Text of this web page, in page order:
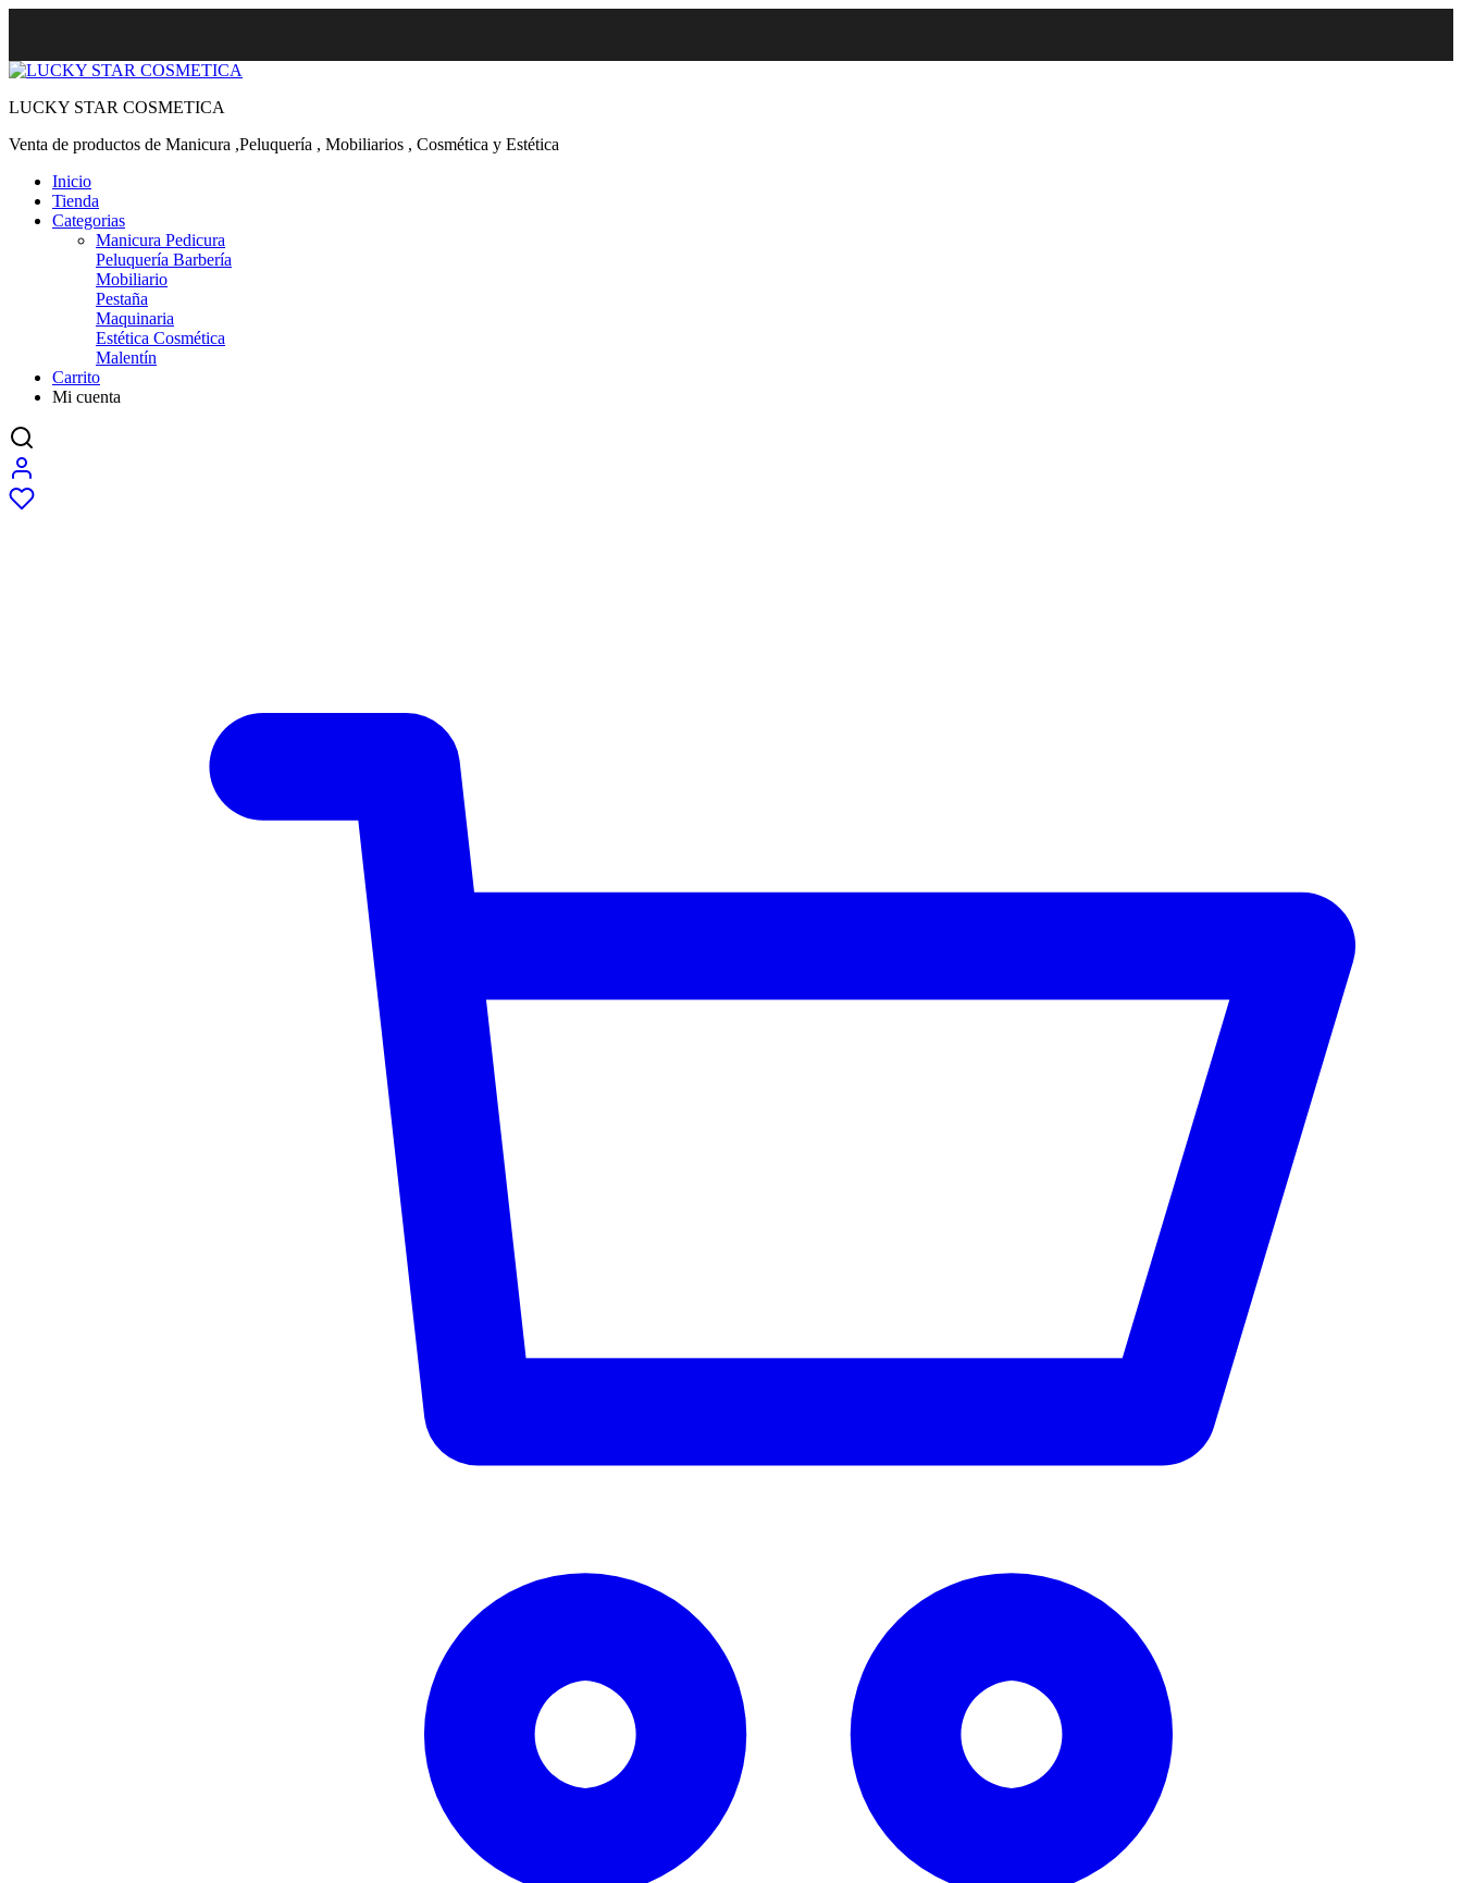
LUCKY STAR COSMETICA
Venta de productos de Manicura ,Peluquería , Mobiliarios , Cosmética y Estética
Inicio
Tienda
Categorias
Manicura Pedicura
Peluquería Barbería
Mobiliario
Pestaña
Maquinaria
Estética Cosmética
Malentín
Carrito
Mi cuenta